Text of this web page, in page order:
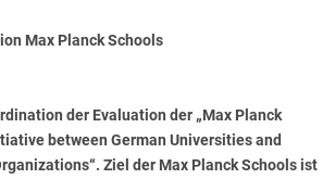
Max Planck Schools
der Evaluation der „Max Planck
between German Universities and
Ziel der Max Planck Schools ist